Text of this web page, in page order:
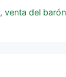
,venta del barón